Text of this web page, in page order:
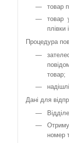
товар
товар
плівки
Процедура
товар;
Дані для
номер